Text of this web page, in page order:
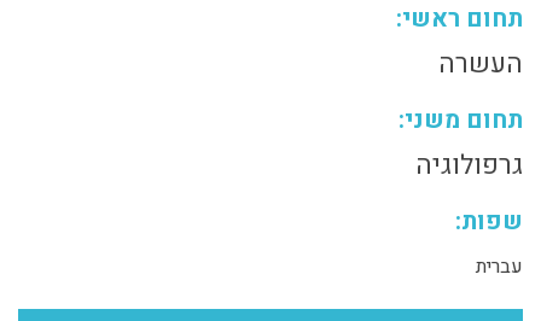
תחום ראשי:
העשרה
תחום משני:
גרפולוגיה
שפות:
עברית